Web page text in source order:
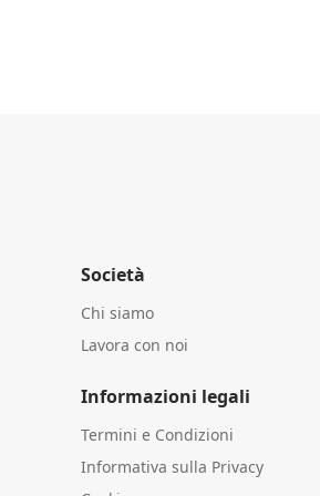
Società
Chi siamo
Lavora con noi
Informazioni legali
Termini e Condizioni
Informativa sulla Privacy